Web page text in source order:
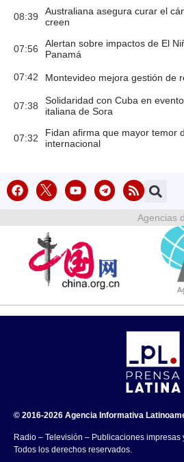
08:39
Australiana asegura curar el
creen
07:56
Alertan sobre impactos de El
Panamá
07:42 Montevideo mejora gestión de
07:38
Solidaridad con Cuba en
italiana de Sora
07:32
Fidan afirma que mayor temor
internacional
Agencias
© 2016-2026 Agencia Informativa
Radio – Televisión – Publicaciones impresas
Todos los derechos reservados.